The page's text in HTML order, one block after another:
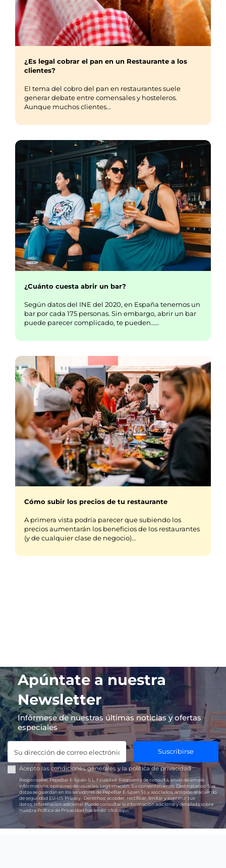
¿Es legal cobrar el pan en un Restaurante a los
clientes?
El tema del cobro del pan en restaurantes suele
generar debate entre comensales y hosteleros.
Aunque muchos clientes...
¿Cuánto cuesta abrir un bar?
Según datos del INE del 2020, en España tenemos un
bar por cada 175 personas. Sin embargo, abrir un bar
puede parecer complicado, te pueden……
Cómo subir los precios de tu restaurante
A primera vista podría parecer que subiendo los
precios aumentarán los beneficios de los restaurantes
(y de cualquier clase de negocio)…
Apúntate a nuestra
Newsletter
Infórmese de nuestras últimas noticias y ofertas
especiales
Suscribirse
Acepto las condiciones generales y lapolítica de privacidad
Responsable:PepeBar E-Spain S.L. Finalidad: Respuesta de consulta, envío de emails
informativos, opiniones de usuarios. Legitimación: Su consentimiento. Destinatarios:Sus
datos se guardan en los servidores de PepeBar E-Spain SL y asociados, acogido al acuerdo
de seguridad EU-US Privacy.
Derechos: acceder, rectificar, limitar y suprimir tus
datos.Información adicional:Puede consultar la información adicional y detallada sobre
nuestra Política de Privacidad haciendoclick aquí.